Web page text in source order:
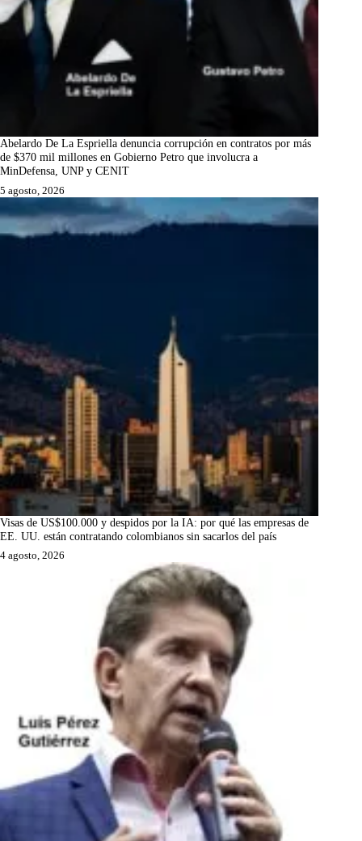
Abelardo De La Espriella denuncia corrupción en contratos por más
de $370 mil millones en Gobierno Petro que involucra a
MinDefensa, UNP y CENIT
5 agosto, 2026
Visas de US$100.000 y despidos por la IA: por qué las empresas de
EE. UU. están contratando colombianos sin sacarlos del país
4 agosto, 2026